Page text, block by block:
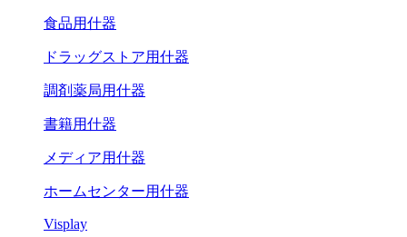
食品用什器
ドラッグストア用什器
調剤薬局用什器
書籍用什器
メディア用什器
ホームセンター用什器
Visplay